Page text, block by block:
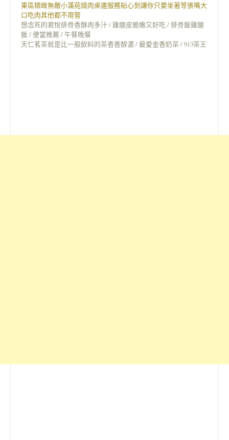
東區精緻無敵小滿苑燒肉桌邊服務貼心到讓你只要坐著等張嘴大
口吃肉其他都不用管
想念死的君悅排骨香酥肉多汁 / 雞腿皮脆嫩又好吃 / 排骨飯雞腿
飯 / 便當推薦 / 午餐晚餐
天仁茗茶就是比一般飲料的茶香香醇濃 / 最愛金香奶茶 / 913茶王